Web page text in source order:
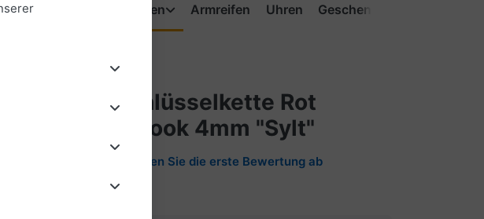
Schlüsselketten Armreifen Uhren Geschenke
Leder-Schlüsselkette Rot
Vintage-Look 4mm "Sylt"
Geben Sie die erste Bewertung ab
2444048